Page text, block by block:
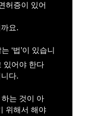
허증이 있어
요.
‘법’이 있습니
있어야 한다
니다.
는 것이 아
위해서 해야